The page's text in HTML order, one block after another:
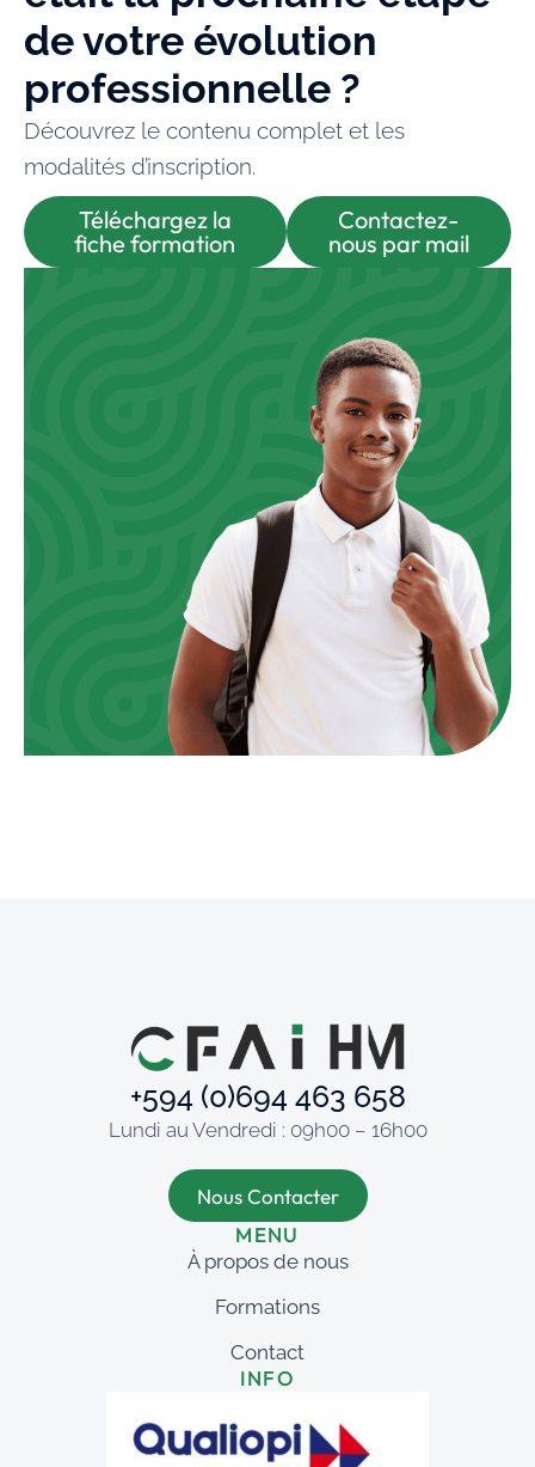
de votre évolution
professionnelle ?
Découvrez le contenu complet et les
modalités d’inscription.
Téléchargez la
fiche formation
Contactez-
nous par mail
+594 (0)694 463 658
Lundi au Vendredi : 09h00 – 16h00
Nous Contacter
MENU
À propos de nous
Formations
Contact
INFO